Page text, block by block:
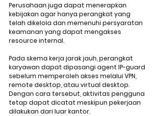
Perusahaan juga dapat menerapkan
kebijakan agar hanya perangkat yang
telah dikelola dan memenuhi persyaratan
keamanan yang dapat mengakses
resource internal.
Pada skema kerja jarak jauh, perangkat
karyawan dapat dipasangi agent IP-guard
sebelum memperoleh akses melalui VPN,
remote desktop, atau virtual desktop.
Dengan cara tersebut, aktivitas pengguna
tetap dapat dicatat meskipun pekerjaan
dilakukan dari luar kantor.